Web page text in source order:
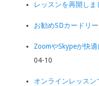
レッスンを再開しま
お勧めSDカードリ
ZoomやSkypeが快
04-10
オンラインレッス